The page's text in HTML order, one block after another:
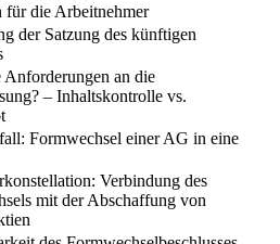
für die Arbeitnehmer
der Satzung des künftigen
an die
– Inhaltskontrolle vs.
Formwechsel einer AG in eine
Verbindung des
mit der Abschaffung von